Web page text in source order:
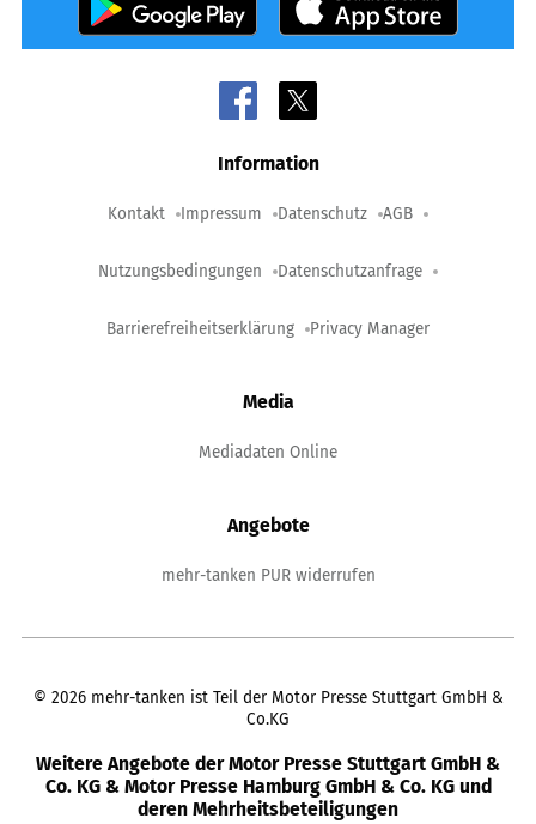
Information
Kontakt Impressum Datenschutz AGB
Nutzungsbedingungen Datenschutzanfrage
Barrierefreiheitserklärung Privacy Manager
Media
Mediadaten Online
Angebote
mehr-tanken PUR widerrufen
© 2026 mehr-tanken ist Teil der Motor Presse Stuttgart GmbH &
Co.KG
Weitere Angebote der Motor Presse Stuttgart GmbH &
Co. KG & Motor Presse Hamburg GmbH & Co. KG und
deren Mehrheitsbeteiligungen